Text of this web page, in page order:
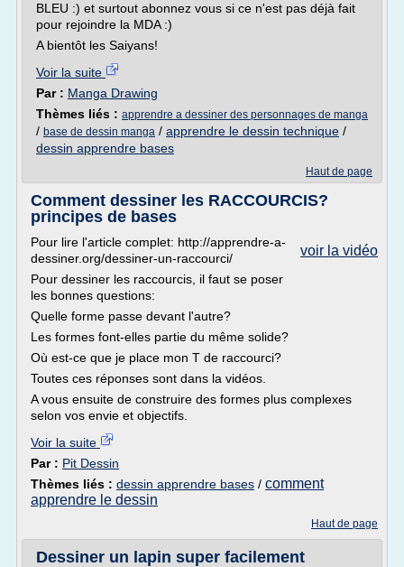
BLEU :) et surtout abonnez vous si ce n'est pas déjà fait
pour rejoindre la MDA :)
A bientôt les Saiyans!
Voir la suite
Par : Manga Drawing
Thèmes liés : apprendre a dessiner des personnages de manga
/ base de dessin manga / apprendre le dessin technique /
dessin apprendre bases
Haut de page
Comment dessiner les RACCOURCIS?
principes de bases
voir la vidéo
Pour lire l'article complet: http://apprendre-a-
dessiner.org/dessiner-un-raccourci/
Pour dessiner les raccourcis, il faut se poser
les bonnes questions:
Quelle forme passe devant l'autre?
Les formes font-elles partie du même solide?
Où est-ce que je place mon T de raccourci?
Toutes ces réponses sont dans la vidéos.
A vous ensuite de construire des formes plus complexes
selon vos envie et objectifs.
Voir la suite
Par : Pit Dessin
Thèmes liés : dessin apprendre bases / comment
apprendre le dessin
Haut de page
Dessiner un lapin super facilement